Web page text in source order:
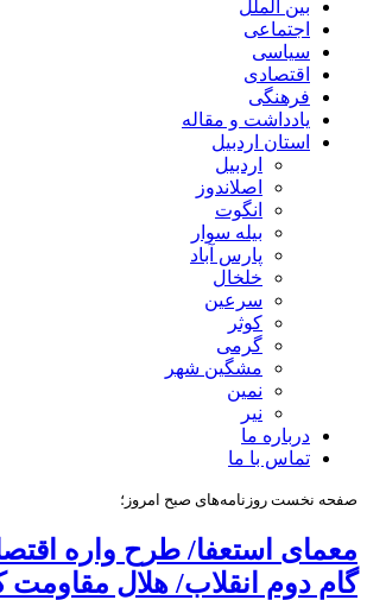
بین الملل
اجتماعی
سیاسی
اقتصادی
فرهنگی
یادداشت و مقاله
استان اردبیل
اردبیل
اصلاندوز
انگوت
بیله سوار
پارس آباد
خلخال
سرعین
کوثر
گرمی
مشگین شهر
نمین
نیر
درباره ما
تماس با ما
صفحه نخست روزنامه‌های صبح امروز؛
معمای استعفا/ طرح واره
گام دوم انقلاب/ هلال